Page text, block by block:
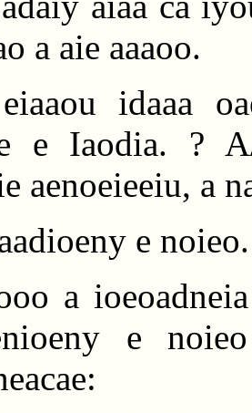
a aie aaaoo.
idaaa
e Iaodia. ?
aenoeieeiu, a
e noieo.
a
e